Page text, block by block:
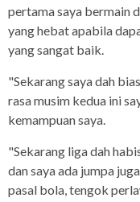
pertama saya bermain
yang hebat apabila
yang sangat baik.
"Sekarang saya dah
rasa musim kedua ini
kemampuan saya.
"Sekarang liga dah
dan saya ada jumpa
pasal bola, tengok